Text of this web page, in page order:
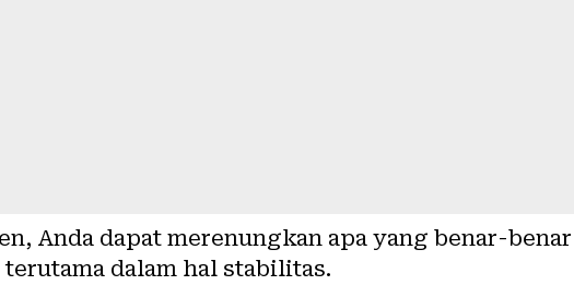
Anda dapat merenungkan apa yang benar-
dalam hal stabilitas.